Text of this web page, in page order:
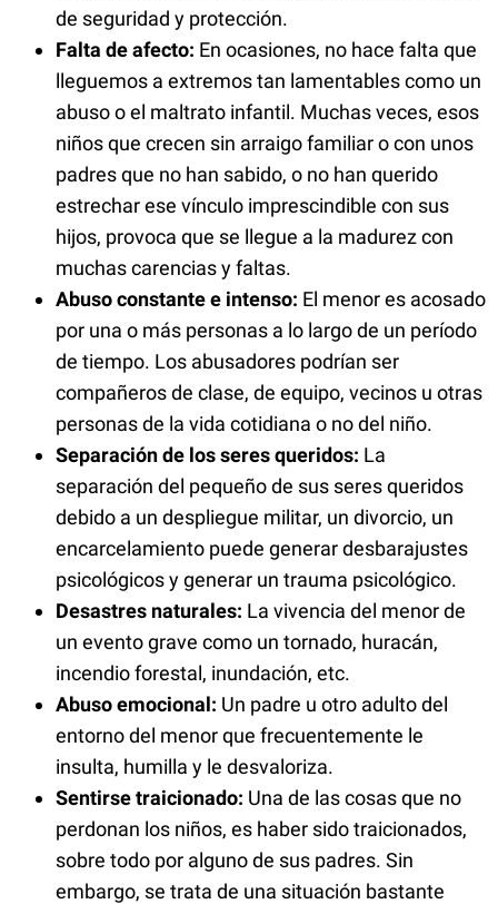
de seguridad y protección.
Falta de afecto: En ocasiones, no hace falta que
lleguemos a extremos tan lamentables como un
abuso o el maltrato infantil. Muchas veces, esos
niños que crecen sin arraigo familiar o con unos
padres que no han sabido, o no han querido
estrechar ese vínculo imprescindible con sus
hijos, provoca que se llegue a la madurez con
muchas carencias y faltas.
Abuso constante e intenso: El menor es acosado
por una o más personas a lo largo de un período
de tiempo. Los abusadores podrían ser
compañeros de clase, de equipo, vecinos u otras
personas de la vida cotidiana o no del niño.
Separación de los seres queridos: La
separación del pequeño de sus seres queridos
debido a un despliegue militar, un divorcio, un
encarcelamiento puede generar desbarajustes
psicológicos y generar un trauma psicológico.
Desastres naturales: La vivencia del menor de
un evento grave como un tornado, huracán,
incendio forestal, inundación, etc.
Abuso emocional: Un padre u otro adulto del
entorno del menor que frecuentemente le
insulta, humilla y le desvaloriza.
Sentirse traicionado: Una de las cosas que no
perdonan los niños, es haber sido traicionados,
sobre todo por alguno de sus padres. Sin
embargo, se trata de una situación bastante